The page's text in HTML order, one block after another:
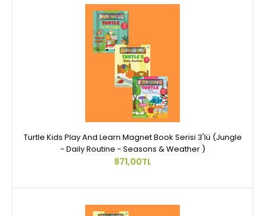
Turtle Kids Play And Learn Magnet Book Serisi 3'lü (Jungle
- Daily Routine - Seasons & Weather )
871,00TL